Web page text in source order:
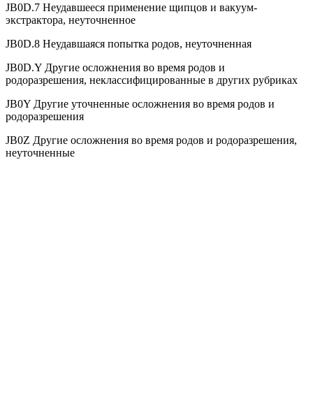
JB0D.7 Неудавшееся применение щипцов и вакуум-
экстрактора, неуточненное
JB0D.8 Неудавшаяся попытка родов, неуточненная
JB0D.Y Другие осложнения во время родов и
родоразрешения, неклассифицированные в других рубриках
JB0Y Другие уточненные осложнения во время родов и
родоразрешения
JB0Z Другие осложнения во время родов и родоразрешения,
неуточненные